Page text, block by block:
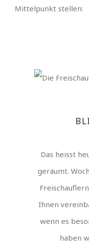
Mittelpunkt stellen:
Das heisst
geräumt.
Ihnen
wenn es
haben